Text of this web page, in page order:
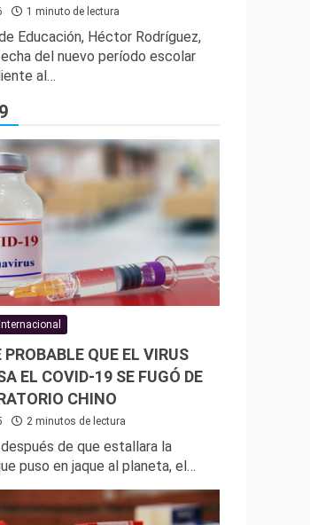
1 minuto de lectura
Educación, Héctor Rodríguez,
del nuevo período escolar
al…
Internacional
QUE EL VIRUS
EL COVID-19 SE FUGÓ DE
CHINO
2 minutos de lectura
de que estallara la
puso en jaque al planeta, el…